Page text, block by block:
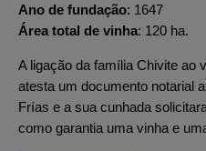
Ano de fundação 1647
Área total de vinha 120 ha.
A ligação da família Chivite ao
atesta um documento notarial
Frías e a sua cunhada
como garantia uma vinha e